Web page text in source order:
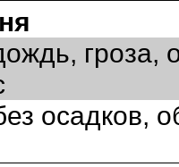
гроза,
осадков,